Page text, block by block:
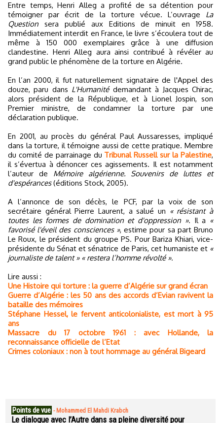
Entre temps, Henri Alleg a profité de sa détention pour
témoigner par écrit de la torture vécue. L’ouvrage La
Question sera publié aux Editions de minuit en 1958.
Immédiatement interdit en France, le livre s’écoulera tout de
même à 150 000 exemplaires grâce à une diffusion
clandestine. Henri Alleg aura ainsi contribué à révéler au
grand public le phénomène de la torture en Algérie.
En l’an 2000, il fut naturellement signataire de l'Appel des
douze, paru dans L'Humanitédemandant à Jacques Chirac,
alors président de la République, et à Lionel Jospin, son
Premier ministre, de condamner la torture par une
déclaration publique.
En 2001, au procès du général Paul Aussaresses, impliqué
dans la torture, il témoigne aussi de cette pratique. Membre
du comité de parrainage du Tribunal Russell sur la Palestine,
il s’évertua à dénoncer ces agissements. Il est notamment
l’auteur de Mémoire algérienne. Souvenirs de luttes et
d'espérances(éditions Stock, 2005).
A l’annonce de son décès, le PCF, par la voix de son
secrétaire général Pierre Laurent, a salué un « résistant à
toutes les formes de domination et d'oppression ». Il a «
favorisé l'éveil des consciences », estime pour sa part Bruno
Le Roux, le président du groupe PS. Pour Bariza Khiari, vice-
présidente du Sénat et sénatrice de Paris, cet humaniste et «
journaliste de talent » « restera l’homme révolté ».
Lire aussi :
Une Histoire qui torture : la guerre d’Algérie sur grand écran
Guerre d’Algérie : les 50 ans des accords d’Evian ravivent la
bataille des mémoires
Stéphane Hessel, le fervent anticolonialiste, est mort à 95
ans
Massacre du 17 octobre 1961 : avec Hollande, la
reconnaissance officielle de l’Etat
Crimes coloniaux : non à tout hommage au général Bigeard
Points de vue - Mohammed El Mahdi Krabch
Le dialogue avec l’Autre dans sa pleine diversité pour